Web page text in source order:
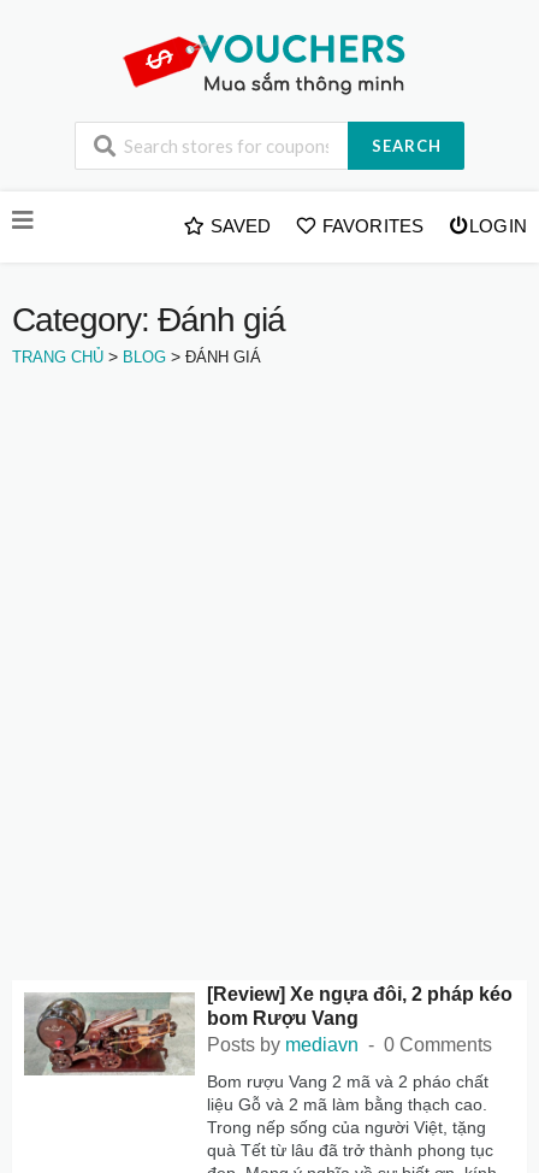
SEARCH
to
SAVED FAVORITES LOGIN
Category: Đánh giá
TRANG CHỦ > BLOG > ĐÁNH GIÁ
[Review] Xe ngựa đôi, 2 pháp kéo
bom Rượu Vang
Posts by mediavn 0 Comments
Bom rượu Vang 2 mã và 2 pháo chất
liệu Gỗ và 2 mã làm bằng thạch cao.
Trong nếp sống của người Việt, tặng
quà Tết từ lâu đã trở thành phong tục